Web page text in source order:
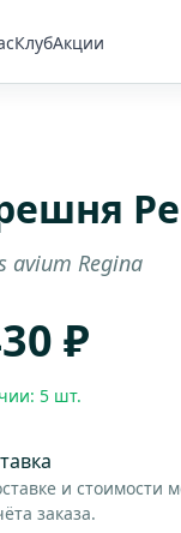
КлубАкции
avium Regina
₽
5 шт.
и стоимости
заказа.